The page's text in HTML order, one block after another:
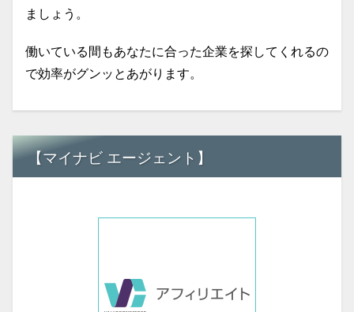
ましょう。
働いている間もあなたに合った企業を探してくれるの
で効率がグンッとあがります。
【マイナビ エージェント】